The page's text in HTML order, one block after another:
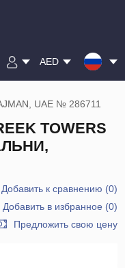
AED
UAE № 286711
TOWERS
Добавить к сравнению (0)
Добавить в избранное (0)
Предложить свою цену